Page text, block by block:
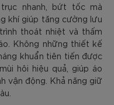
nhanh, bứt tốc mà
khí giúp tăng cường lưu
thoát nhiệt và thấm
Không những thiết kế
khuẩn tiên tiến được
hôi hiệu quả, giúp áo
vận động. Khả năng giữ